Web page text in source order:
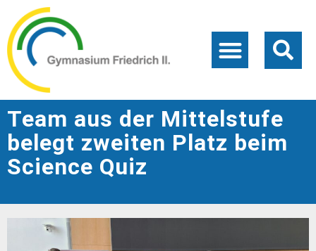
Team aus der Mittelstufe
belegt zweiten Platz beim
Science Quiz